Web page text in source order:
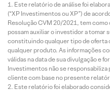
Este relatório de análise foi
(“XP Investimentos ou XP”) de
Resolução CVM 20/2021, tem
possam auxiliar o investidor a tomar
constituindo qualquer tipo de oferta
qualquer produto. As informações
válidas na data de sua divulgação e
Investimentos não se
cliente com base no presente
Este relatório foi elaborado